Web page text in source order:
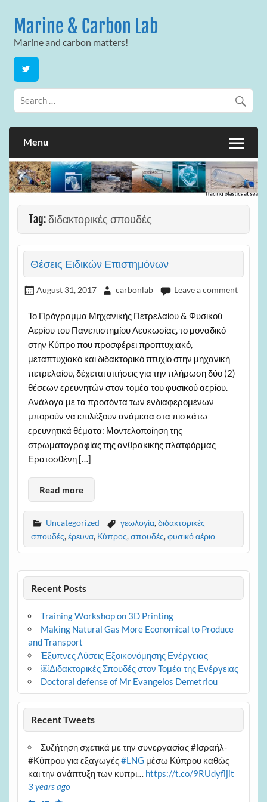
contentMarine & Carbon Lab
Marine and carbon matters!
Menu
Tag:διδακτορικές σπουδές
Θέσεις Ειδικών Επιστημόνων
August 31, 2017 carbonlab Leave a comment
Το Πρόγραμμα Μηχανικής Πετρελαίου & Φυσικού
Αερίου του Πανεπιστημίου Λευκωσίας, το μοναδικό
στην Κύπρο που προσφέρει προπτυχιακό,
μεταπτυχιακό και διδακτορικό πτυχίο στην μηχανική
πετρελαίου, δέχεται αιτήσεις για την πλήρωση δύο (2)
θέσεων ερευνητών στον τομέα του φυσικού αερίου.
Ανάλογα με τα προσόντα των ενδιαφερομένων
μπορούν να επιλέξουν ανάμεσα στα πιο κάτω
ερευνητικά θέματα: Μοντελοποίηση της
στρωματογραφίας της ανθρακικής πλατφόρμας
Ερατοσθένη […]
Read more
Uncategorized γεωλογία,διδακτορικές
σπουδές,έρευνα, Κύπρος,σπουδές,φυσικό αέριο
Recent Posts
Training Workshop on 3D Printing
Making Natural Gas More Economical to Produce
and Transport
Έξυπνες Λύσεις Εξοικονόμησης Ενέργειας
￼Διδακτορικές Σπουδές στον Τομέα της Ενέργειας
Doctoral defense of Mr Evangelos Demetriou
Recent Tweets
Συζήτηση σχετικά με την συνεργασίας #Ισραήλ-
#Κύπρου για εξαγωγές#LNG μέσω Κύπρου καθώς
και την ανάπτυξη των κυπρι… https://t.co/9RUdyfljit
3 years ago